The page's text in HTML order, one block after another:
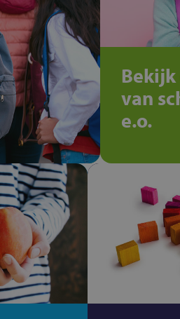
van
e.o.